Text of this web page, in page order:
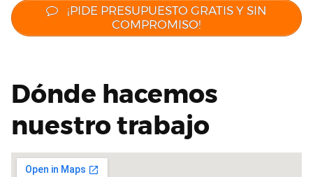
¡PIDE PRESUPUESTO GRATIS Y SIN
COMPROMISO!
Dónde hacemos
nuestro trabajo